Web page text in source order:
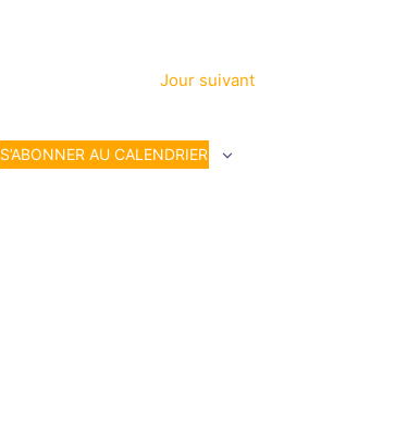
Jour suivant
S’ABONNER AU CALENDRIER